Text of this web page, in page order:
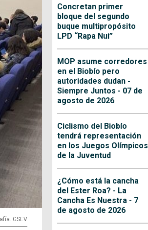
GSEV
Concretan primer
bloque del segundo
buque multipropósito
LPD “Rapa Nui”
MOP asume corredores
en el Biobío pero
autoridades dudan -
Siempre Juntos - 07 de
agosto de 2026
Ciclismo del Biobío
tendrá representación
en los Juegos Olímpicos
de la Juventud
¿Cómo está la cancha
del Ester Roa? - La
Cancha Es Nuestra - 7
de agosto de 2026